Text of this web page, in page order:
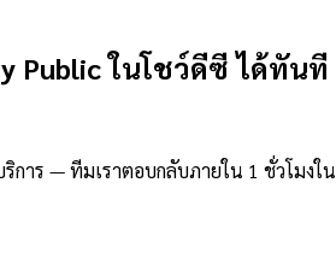
Public ในโชว์ดีซี ได้ทันที
การ — ทีมเราตอบกลับภายใน 1 ชั่วโมงใน